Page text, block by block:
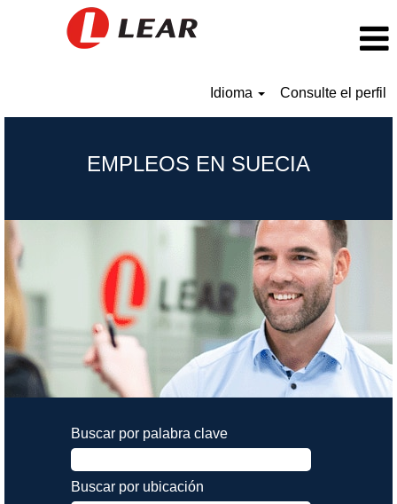
Idioma Consulte el perfil
EMPLEOS EN SUECIA
Buscar por palabra clave
Buscar por ubicación